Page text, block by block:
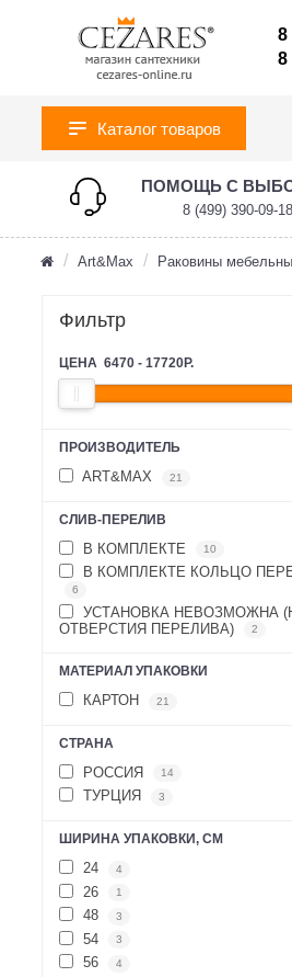
8
8
Каталог товаров
ПОМОЩЬ С
8 (499) 390-09-18
Art&Max Раковины
Фильтр
ЦЕНА 6470 - 17720Р.
ПРОИЗВОДИТЕЛЬ
ART&MAX 21
СЛИВ-ПЕРЕЛИВ
В КОМПЛЕКТЕ 10
В КОМПЛЕКТЕ КОЛЬЦО
6
УСТАНОВКА НЕВОЗМОЖНА
ОТВЕРСТИЯ ПЕРЕЛИВА)
2
МАТЕРИАЛ УПАКОВКИ
КАРТОН 21
СТРАНА
РОССИЯ 14
ТУРЦИЯ 3
ШИРИНА УПАКОВКИ, СМ
24 4
26 1
48 3
54 3
56 4